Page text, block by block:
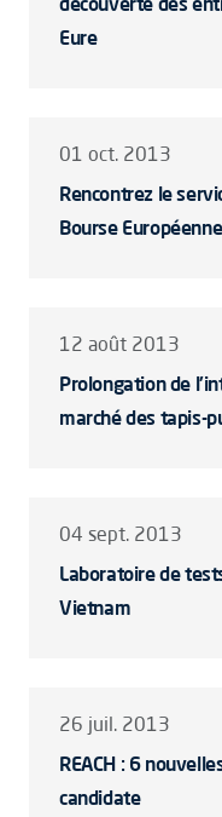
Eure
01 oct. 2013
Rencontrez le
Bourse
12 août 2013
Prolongation de
marché des tapis-
04 sept. 2013
Laboratoire de
Vietnam
26 juil. 2013
REACH : 6
candidate